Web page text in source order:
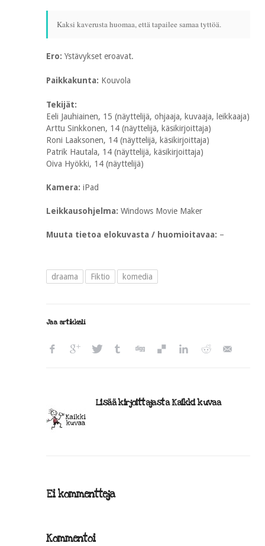
Kaksi kaverusta huomaa, että tapailee samaa tyttöä.
Ero: Ystävykset eroavat.
Paikkakunta: Kouvola
Tekijät:
Eeli Jauhiainen, 15 (näyttelijä, ohjaaja, kuvaaja, leikkaaja)
Arttu Sinkkonen, 14 (näyttelijä, käsikirjoittaja)
Roni Laaksonen, 14 (näyttelijä, käsikirjoittaja)
Patrik Hautala, 14 (näyttelijä, käsikirjoittaja)
Oiva Hyökki, 14 (näyttelijä)
Kamera: iPad
Leikkausohjelma: Windows Movie Maker
Muuta tietoa elokuvasta / huomioitavaa: –
draama Fiktio komedia
Jaa artikkeli
Lisää kirjoittajasta Kaikki kuvaa
Ei kommentteja
Kommentoi